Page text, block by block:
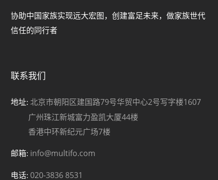
协助中国家族实现远大宏图，创建富足未来，做家族世代
信任的同行者
联系我们
地址: 北京市朝阳区建国路79号华贸中心2号写字楼1607
广州珠江新城富力盈凯大厦44楼
香港中环新纪元广场7楼
邮箱: info@multifo.com
电话: 020-3836 8531